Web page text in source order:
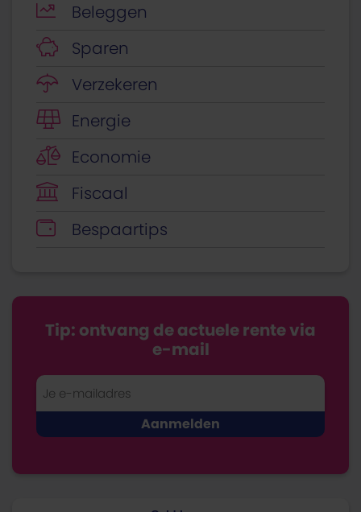
Beleggen
Sparen
Verzekeren
Energie
Economie
Fiscaal
Bespaartips
Tip: ontvang de actuele rente via
e-mail